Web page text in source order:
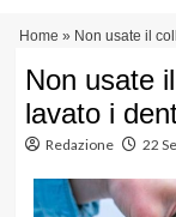
contenuto
Home » Non usate il
Non usate
lavato i
Redazione 22